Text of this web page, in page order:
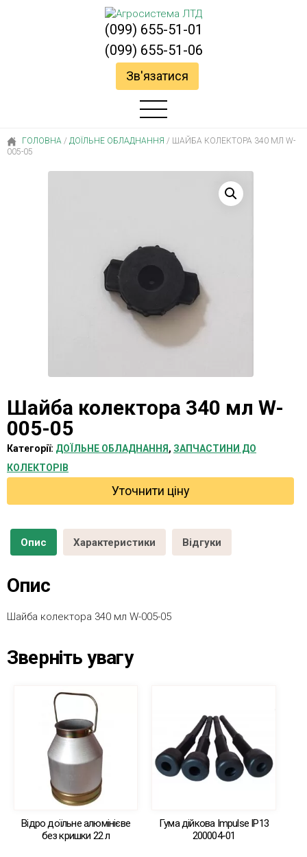
(099) 655-51-01
(099) 655-51-06
Зв'язатися
ГОЛОВНА / ДОЇЛЬНЕ ОБЛАДНАННЯ / ШАЙБА КОЛЕКТОРА 340 МЛ W-
005-05
Шайба колектора 340 мл W-
005-05
Категорії: ДОЇЛЬНЕ ОБЛАДНАННЯ , ЗАПЧАСТИНИ ДО
КОЛЕКТОРІВ
Уточнити ціну
Опис Характеристики Відгуки
Опис
Шайба колектора 340 мл W-005-05
Зверніть увагу
Відро доїльне алюмінієве
без кришки 22 л
Гума дійкова Impulse IP13
200004-01